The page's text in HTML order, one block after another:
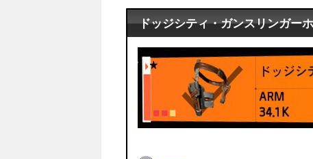
ドッジシティ・ガンスリンガー